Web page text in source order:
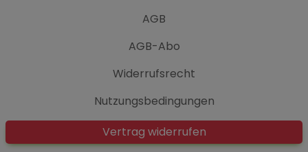
AGB
AGB-Abo
Widerrufsrecht
Nutzungsbedingungen
Vertrag widerrufen